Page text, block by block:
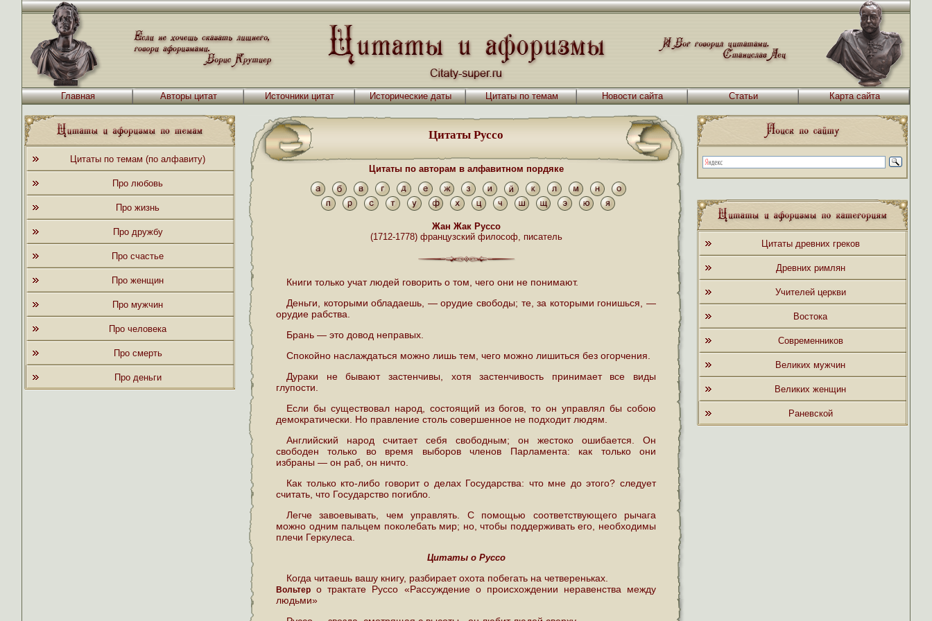
Главная Авторы цитат Источники цитат Исторические даты Цитаты по темам Новости сайта Статьи Карта сайта
Цитаты по темам (по алфавиту)
Про любовь
Про жизнь
Про дружбу
Про счастье
Про женщин
Про мужчин
Про человека
Про смерть
Про деньги
Цитаты Руссо
Цитаты по авторам в алфавитном пордяке
Жан Жак Руссо
(1712-1778) французский философ, писатель
Книги только учат людей говорить о том, чего они не понимают.
Деньги, которыми обладаешь, — орудие свободы; те, за которыми гонишься, —
орудие рабства.
Брань — это довод неправых.
Спокойно наслаждаться можно лишь тем, чего можно лишиться без огорчения.
Дураки не бывают застенчивы, хотя застенчивость принимает все виды
глупости.
Если бы существовал народ, состоящий из богов, то он управлял бы собою
демократически. Но правление столь совершенное не подходит людям.
Английский народ считает себя свободным; он жестоко ошибается. Он
свободен только во время выборов членов Парламента: как только они
избраны — он раб, он ничто.
Как только кто-либо говорит о делах Государства: что мне до этого? следует
считать, что Государство погибло.
Легче завоевывать, чем управлять. С помощью соответствующего рычага
можно одним пальцем поколебать мир; но, чтобы поддерживать его, необходимы
плечи Геркулеса.
Цитаты о Руссо
Когда читаешь вашу книгу, разбирает охота побегать на четвереньках.
Вольтер о трактате Руссо «Рассуждение о происхождении неравенства между
людьми»
Цитаты древних греков
Древних римлян
Учителей церкви
Востока
Современников
Великих мужчин
Великих женщин
Раневской